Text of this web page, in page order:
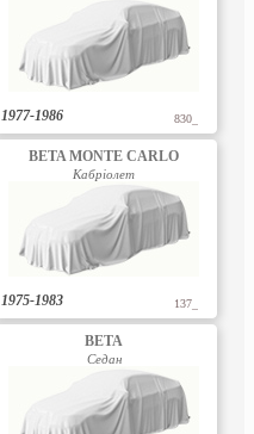
1977-1986 830_
BETA MONTE CARLO
Кабріолет
1975-1983 137_
BETA
Седан